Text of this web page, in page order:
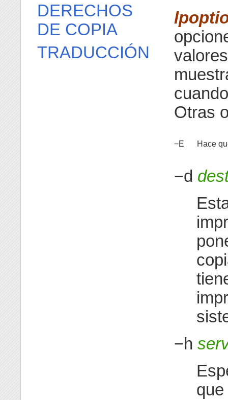
Otras
−E Hace
−d
−h
DERECHOS
DE COPIA
TRADUCCIÓN